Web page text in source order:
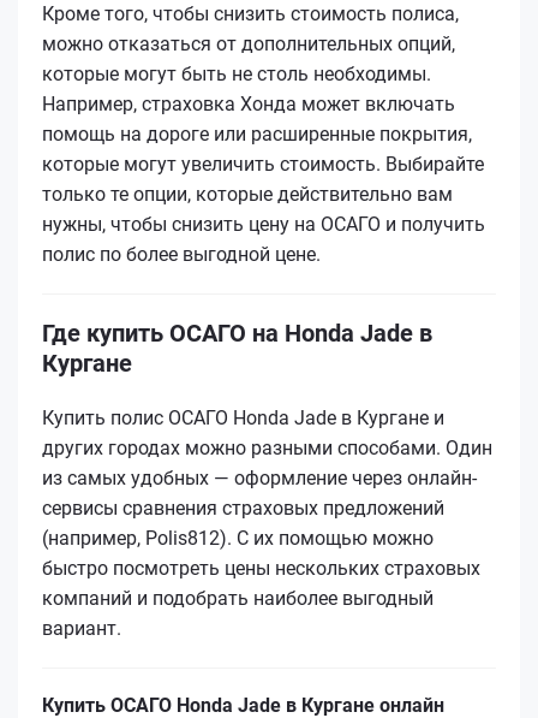
Кроме того, чтобы снизить стоимость полиса,
можно отказаться от дополнительных опций,
которые могут быть не столь необходимы.
Например, страховка Хонда может включать
помощь на дороге или расширенные покрытия,
которые могут увеличить стоимость. Выбирайте
только те опции, которые действительно вам
нужны, чтобы снизить цену на ОСАГО и получить
полис по более выгодной цене.
Где купить ОСАГО на Honda Jade в
Кургане
Купить полис ОСАГО Honda Jade в Кургане и
других городах можно разными способами. Один
из самых удобных — оформление через онлайн-
сервисы сравнения страховых предложений
(например, Polis812). С их помощью можно
быстро посмотреть цены нескольких страховых
компаний и подобрать наиболее выгодный
вариант.
Купить ОСАГО Honda Jade в Кургане онлайн